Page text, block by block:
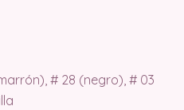
# 28 (negro), # 03